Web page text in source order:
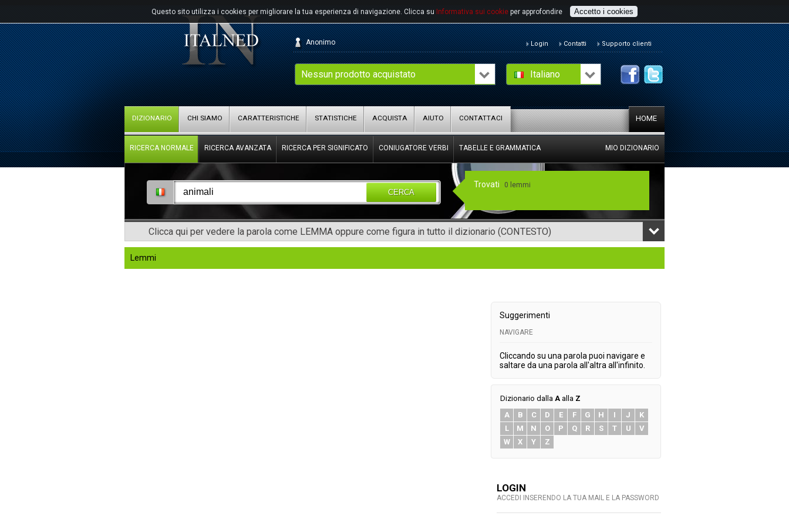
Questo sito utilizza i cookies per migliorare la tua esperienza di navigazione. Clicca su Informativa sui cookie per approfondire Accetto i cookies
Italiano
Nessun prodotto acquistato
Anonimo Login Contatti Supporto clienti
HOME
DIZIONARIO CHI SIAMO CARATTERISTICHE STATISTICHE ACQUISTA AIUTO CONTATTACI
RICERCA NORMALE RICERCA AVANZATA RICERCA PER SIGNIFICATO CONIUGATORE VERBI TABELLE E GRAMMATICA MIO DIZIONARIO
CERCA
Clicca qui per vedere la parola come LEMMA oppure come figura in tutto il dizionario (CONTESTO)
Trovati 0 lemmi
Lemmi
Suggerimenti
NAVIGARE
Cliccando su una parola puoi navigare e
saltare da una parola all'altra all'infinito.
Dizionario dalla A alla Z
A
B C D E F G H I J
K
L
M N O P Q R S T U
V
W
X Y Z
LOGIN
ACCEDI INSERENDO LA TUA MAIL E LA PASSWORD